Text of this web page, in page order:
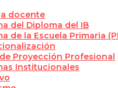
docente
del Diploma del IB
de la Escuela Primaria
Proyección Profesional
Institucionales